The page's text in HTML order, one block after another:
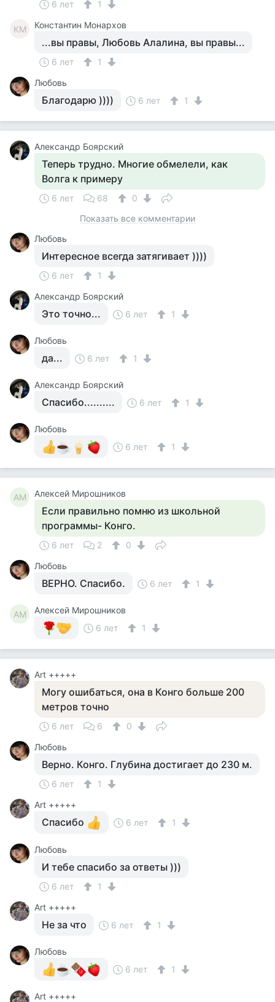
6 лет 1
КМ Константин Монархов
...вы правы, Любовь Алалина, вы правы...
6 лет
1
Любовь
Благодарю )))) 6 лет 1
Александр Боярский
Теперь трудно. Многие обмелели, как
Волга к примеру
6 лет 68
0
Показать все комментарии
Любовь
Интересное всегда затягивает ))))
6 лет
1
Александр Боярский
Это точно... 6 лет 1
Любовь
да... 6 лет 1
Александр Боярский
Спасибо.......... 6 лет 1
Любовь
6 лет
1
АМ Алексей Мирошников
Если правильно помню из школьной
программы- Конго.
6 лет 2
0
Любовь
ВЕРНО. Спасибо. 6 лет 1
АМ
Алексей Мирошников
6 лет
1
Art +++++
Могу ошибаться, она в Конго больше 200
метров точно
6 лет 6
0
Любовь
Верно. Конго. Глубина достигает до 230 м.
6 лет
1
Art +++++
Спасибо 6 лет 1
Любовь
И тебе спасибо за ответы )))
6 лет
1
Art +++++
Не за что 6 лет 1
Любовь
6 лет
1
Art +++++